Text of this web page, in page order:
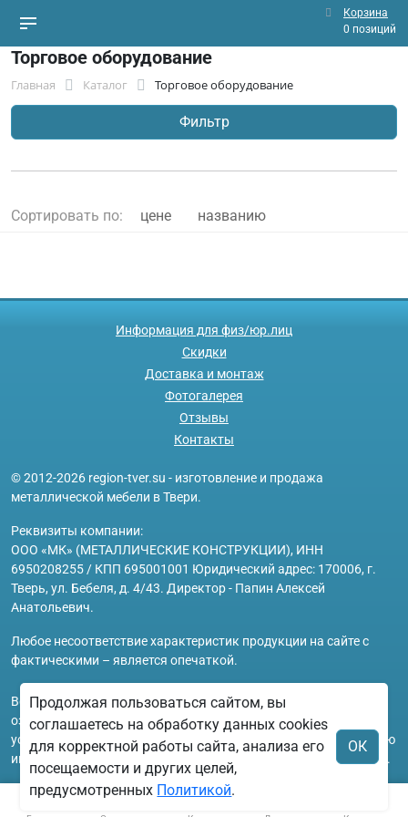
Корзина
0 позиций
Торговое оборудование
Главная Каталог Торговое оборудование
Фильтр
Сортировать по: цене названию
Информация для физ/юр.лиц
Скидки
Доставка и монтаж
Фотогалерея
Отзывы
Контакты
© 2012-2026 region-tver.su - изготовление и продажа
металлической мебели в Твери.
Реквизиты компании:
ООО «МК» (МЕТАЛЛИЧЕСКИЕ КОНСТРУКЦИИ), ИНН
6950208255 / КПП 695001001 Юридический адрес: 170006, г.
Тверь, ул. Бебеля, д. 4/43. Директор - Папин Алексей
Анатольевич.
Любое несоответствие характеристик продукции на сайте с
фактическими – является опечаткой.
Вся информация на сайте region-tver.su носит исключительно
ознакомительный и справочный характер и ни при каких
условиях не является публичной офертой. Всю дополнительную
информацию можно узнать по телефонам указанным на сайте.
Продолжая пользоваться сайтом, вы
соглашаетесь на обработку данных cookies
для корректной работы сайта, анализа его
посещаемости и других целей,
предусмотренных Политикой.
ОК